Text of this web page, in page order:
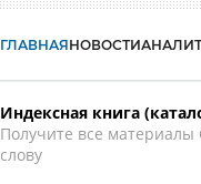
ГЛАВНАЯНОВОСТИ
Индексная книга
Получите все
слову